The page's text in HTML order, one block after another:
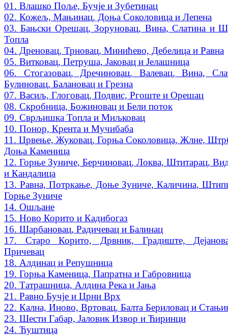
01. Влашко Поље, Бучје и Зубетинац
02. Кожељ, Мањинац, Доња Соколовица и Лепена
03. Бањски Орешац, Зоруновац, Вина, Слатина и
Топла
04. Дреновац, Трновац, Минићево, Дебелица и Равна
05. Витковац, Петруша, Јаковац и Јелашница
06. Стогазовац, Дречиновац, Валевац, Вина,
Булиновац, Балановац и Грезна
07. Васиљ, Глоговац, Подвис, Ргоште и Орешац
08. Скробница, Божиновац и Бели поток
09. Сврљишка Топла и Миљковац
10. Понор, Крента и Мучибаба
11. Црвење, Жуковац, Горња Соколовица, Жлне,
Доња Каменица
12. Горње Зуниче, Берчиновац, Локва, Штитарац,
и Кандалица
13. Равна, Потркање, Доње Зуниче, Каличина,
Горње Зуниче
14. Ошљане
15. Ново Корито и Кадибогаз
16. Шарбановац, Радичевац и Балинац
17. Старо Корито, Дрвник, Градиште,
Причевац
18. Алдинац и Репушница
19. Горња Каменица, Папратна и Габровница
20. Татрашница, Алдина Река и Јања
21. Равно Бучје и Црни Врх
22. Кална, Иново, Вртовац, Балта Бериловац и
23. Шести Габар, Јаловик Извор и Ћиринци
24. Ћуштица